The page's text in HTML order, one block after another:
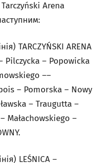
Arena
TARCZYŃSKI ARENA
Pilczycka – Popowicka
––
– Pomorska – Nowy
– Traugutta –
Małachowskiego –
LEŚNICA –